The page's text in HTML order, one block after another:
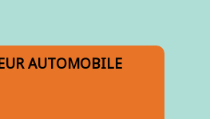
AUTOMOBILE